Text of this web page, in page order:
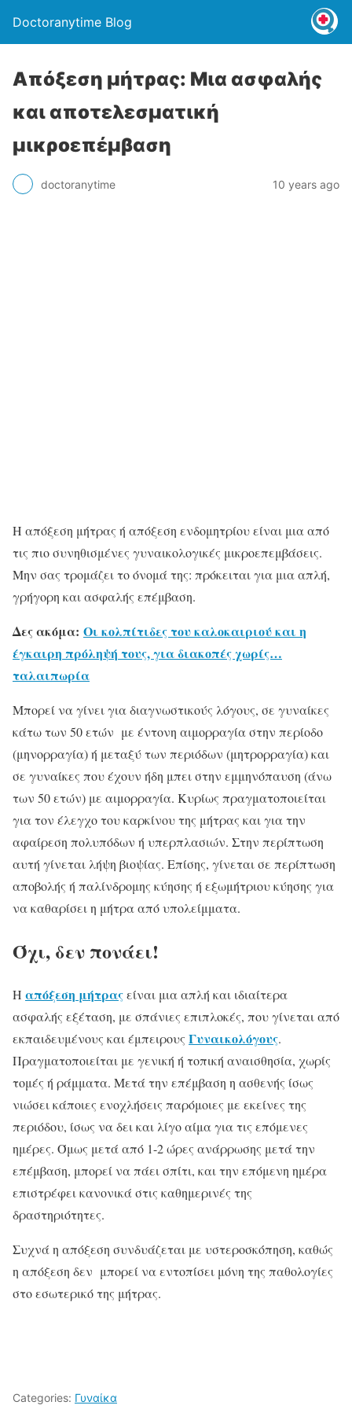
Doctoranytime Blog
Απόξεση μήτρας: Μια ασφαλής
και αποτελεσματική
μικροεπέμβαση
doctoranytime 10 years ago
Η απόξεση μήτρας ή απόξεση ενδομητρίου είναι μια από
τις πιο συνηθισμένες γυναικολογικές μικροεπεμβάσεις.
Μην σας τρομάζει το όνομά της: πρόκειται για μια απλή,
γρήγορη και ασφαλής επέμβαση.
Δες ακόμα: Οι κολπίτιδες του καλοκαιριού και η
έγκαιρη πρόληψή τους, για διακοπές χωρίς…
ταλαιπωρία
Μπορεί να γίνει για διαγνωστικούς λόγους, σε γυναίκες
κάτω των 50 ετών με έντονη αιμορραγία στην περίοδο
(μηνορραγία) ή μεταξύ των περιόδων (μητρορραγία) και
σε γυναίκες που έχουν ήδη μπει στην εμμηνόπαυση (άνω
των 50 ετών) με αιμορραγία. Κυρίως πραγματοποιείται
για τον έλεγχο του καρκίνου της μήτρας και για την
αφαίρεση πολυπόδων ή υπερπλασιών. Στην περίπτωση
αυτή γίνεται λήψη βιοψίας. Επίσης, γίνεται σε περίπτωση
αποβολής ή παλίνδρομης κύησης ή εξωμήτριου κύησης για
να καθαρίσει η μήτρα από υπολείμματα.
Όχι, δεν πονάει!
Η απόξεση μήτραςείναι μια απλή και ιδιαίτερα
ασφαλής εξέταση, με σπάνιες επιπλοκές, που γίνεται από
εκπαιδευμένους και έμπειρους Γυναικολόγους.
Πραγματοποιείται με γενική ή τοπική αναισθησία, χωρίς
τομές ή ράμματα. Μετά την επέμβαση η ασθενής ίσως
νιώσει κάποιες ενοχλήσεις παρόμοιες με εκείνες της
περιόδου, ίσως να δει και λίγο αίμα για τις επόμενες
ημέρες. Όμως μετά από 1-2 ώρες ανάρρωσης μετά την
επέμβαση, μπορεί να πάει σπίτι, και την επόμενη ημέρα
επιστρέφει κανονικά στις καθημερινές της
δραστηριότητες.
Συχνά η απόξεση συνδυάζεται με υστεροσκόπηση, καθώς
η απόξεση δεν μπορεί να εντοπίσει μόνη της παθολογίες
στο εσωτερικό της μήτρας.
Categories: Γυναίκα